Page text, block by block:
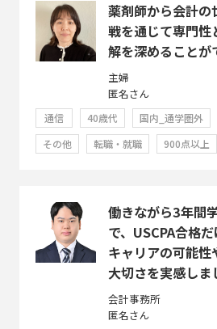
薬剤師から会計の
戦を通じて専門
解を深めることが
主婦
匿名さん
通信 40歳代 国内_通学圏外
その他
転職・就職 900点以上
働きながら3年間
で、USCPA合格
キャリアの可能性
大切さを実感しま
会計事務所
匿名さん